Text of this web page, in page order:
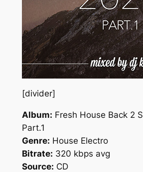
[divider]
Album: Fresh House Back 2
Part.1
Genre: House Electro
Bitrate: 320 kbps avg
Source: CD